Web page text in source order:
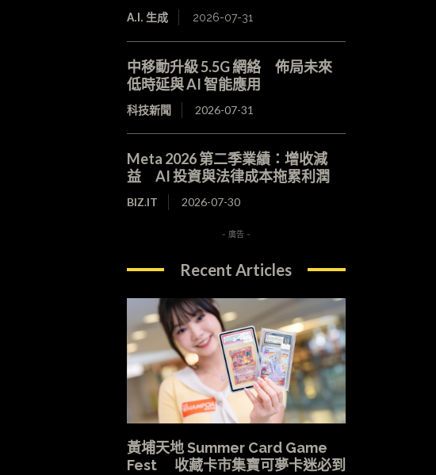
A.I. 生成 2026-07-31
中移動升級 5.5G 網絡 佈局未來
低時延與 AI 智能應用
科技新聞 2026-07-31
Meta 2026 第二季業績：增收減
益 AI 投資與法律成本拖累利潤
BIZ.IT 2026-07-30
- 廣告 -
Recent Articles
黃埔天地 Summer Card Game
Fest 收藏卡市集寶可夢卡迷必到